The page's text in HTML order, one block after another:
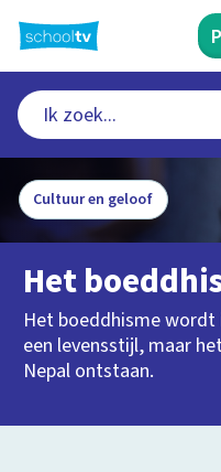
naar
hoofdinhoud
Cultuur en geloof
Het
Het boeddhisme
een levensstijl, maar
Nepal ontstaan.